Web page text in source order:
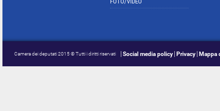
Camera dei deputati 2015 © Tutti i diritti riservati Social media policy Privacy Mappa